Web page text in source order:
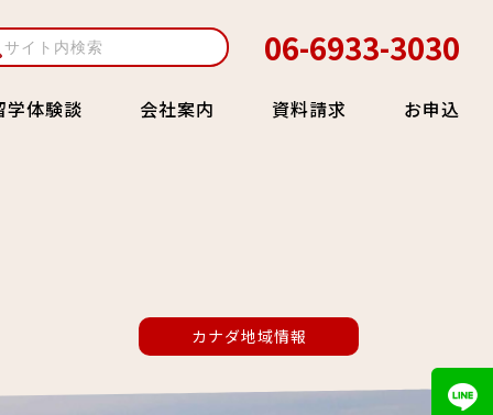
06-6933-3030
学体験談 会社案内 資料請求 お申込
カナダ地域情報